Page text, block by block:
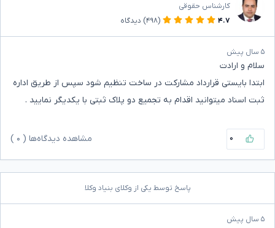
کارشناس حقوقی
۴.۷
(۴۹۸) دیدگاه
۵ سال پیش
سلام و ارادت
ابتدا بایستی قرارداد مشارکت در ساخت تنظیم شود سپس از طریق اداره
ثبت اسناد میتوانید اقدام به تجمیع دو پلاک ثبتی با یکدیگر نمایید .
۰ مشاهده دیدگاه‌ها ( ۰
پاسخ توسط یکی از وکلای بنیاد وکلا
۵ سال پیش